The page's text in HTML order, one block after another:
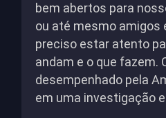
bem abertos para
ou até mesmo amigos
preciso estar atento
andam e o que fazem.
desempenhado pela
em uma investigação